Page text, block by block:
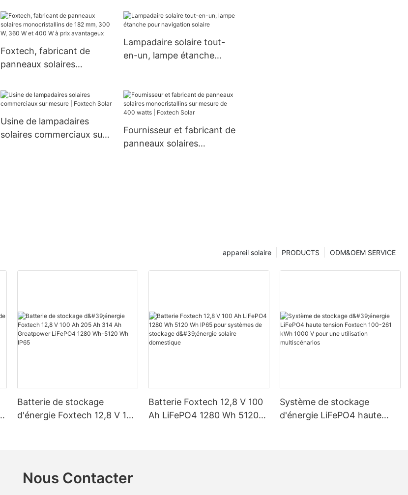
Foxtech
16 cellules solaires BB,
590 W, 620 W, 630 W et
650 W.
Foxtech, fabricant de
panneaux solaires
mm, 300 W, 360 W et 400
W à prix avantageux
Lampadaire solaire tout-
en-un, lampe étanche
Usine de lampadaires
solaires commerciaux sur
Fournisseur et fabricant de
panneaux solaires
ODM&OEM SERVICE
PRODUCTS
appareil solaire
Batterie de stockage
d'énergie Foxtech 12,8 V 100
Batterie Foxtech 12,8 V 100
Ah LiFePO4 1280 Wh 5120
Système de stockage
d'énergie LiFePO4 haute
Nous Contacter